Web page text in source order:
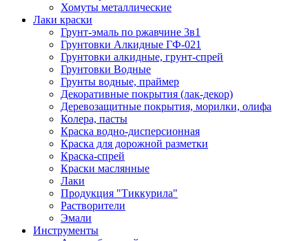
Хомуты металлические
Лаки краски
Грунт-эмаль по ржавчине 3в1
Грунтовки Алкидные ГФ-021
Грунтовки алкидные, грунт-спрей
Грунтовки Водные
Грунты водные, праймер
Декоративные покрытия (лак-декор)
Деревозащитные покрытия, морилки, олифа
Колера, пасты
Краска водно-дисперсионная
Краска для дорожной разметки
Краска-спрей
Краски маслянные
Лаки
Продукция "Тиккурила"
Растворители
Эмали
Инструменты